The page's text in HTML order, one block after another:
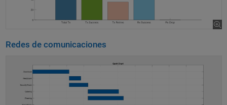
Redes de comunicaciones